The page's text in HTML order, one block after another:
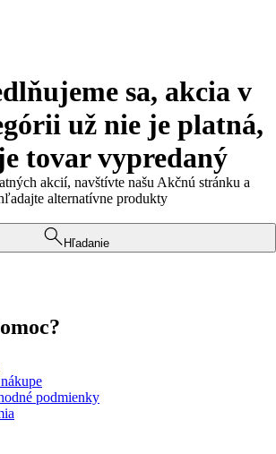
sa, akcia v
už nie je platná,
tovar vypredaný
akcií, navštívte našu Akčnú stránku a
alternatívne produkty
Hľadanie
podmienky